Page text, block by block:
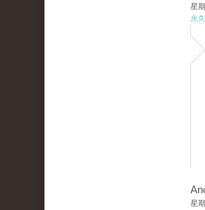
星
永
星